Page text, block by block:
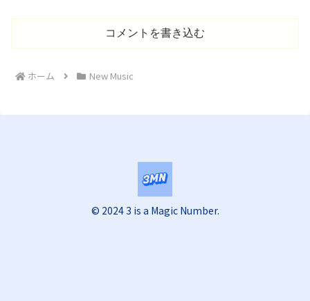
コメントを書き込む
ホーム New Music
© 2024 3 is a Magic Number.